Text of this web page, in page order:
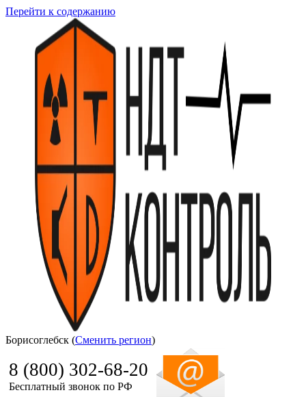
Перейти к содержанию
Ndt Control
Борисоглебск (Сменить регион)
8 (800) 302-68-20
Бесплатный звонок по РФ